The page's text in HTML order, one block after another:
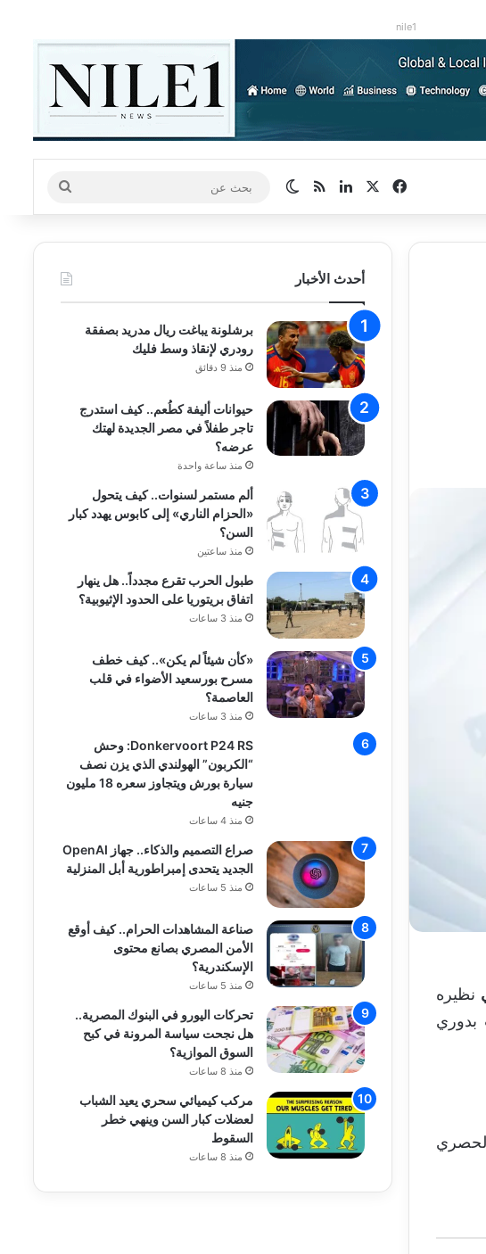
nile1
فيسبوك لينكدإنملخص الموقع RSS
الوضع المظلم
بحث
عن
نظيره
بدوري
أحدث الأخبار
برشلونة يباغت ريال مدريد بصفقة
رودري لإنقاذ وسط فليك
منذ 9 دقائق
حيوانات أليفة كطُعم.. كيف استدرج
تاجر طفلاً في مصر الجديدة لهتك
عرضه؟
منذ ساعة واحدة
ألم مستمر لسنوات.. كيف يتحول
«الحزام الناري» إلى كابوس يهدد كبار
السن؟
منذ ساعتين
طبول الحرب تقرع مجدداً.. هل ينهار
اتفاق بريتوريا على الحدود الإثيوبية؟
منذ 3 ساعات
«كأن شيئاً لم يكن».. كيف خطف
مسرح بورسعيد الأضواء في قلب
العاصمة؟
منذ 3 ساعات
Donkervoort P24 RS: وحش
“الكربون” الهولندي الذي يزن نصف
سيارة بورش ويتجاوز سعره 18 مليون
جنيه
منذ 4 ساعات
صراع التصميم والذكاء.. جهاز OpenAI
الجديد يتحدى إمبراطورية أبل المنزلية
منذ 5 ساعات
صناعة المشاهدات الحرام.. كيف أوقع
الأمن المصري بصانع محتوى
الإسكندرية؟
منذ 5 ساعات
تحركات اليورو في البنوك المصرية..
هل نجحت سياسة المرونة في كبح
السوق الموازية؟
منذ 8 ساعات
مركب كيميائي سحري يعيد الشباب
لعضلات كبار السن وينهي خطر
السقوط
منذ 8 ساعات